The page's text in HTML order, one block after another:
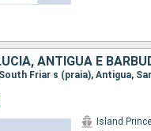
Island